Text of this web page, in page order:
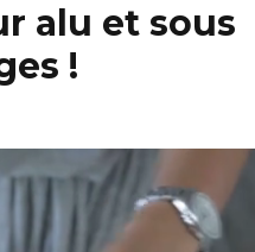
alu et sous
!